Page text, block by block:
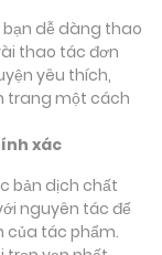
bạn dễ dàng thao
thao tác đơn
yêu thích,
trang một cách
xác
bản dịch chất
nguyên tác để
của tác phẩm.